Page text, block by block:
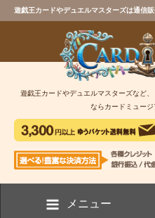
遊戯王カードやデュエルマスターズは通信
遊戯王カードやデュエルマスターズなど
ならカードミュージ
メニュー